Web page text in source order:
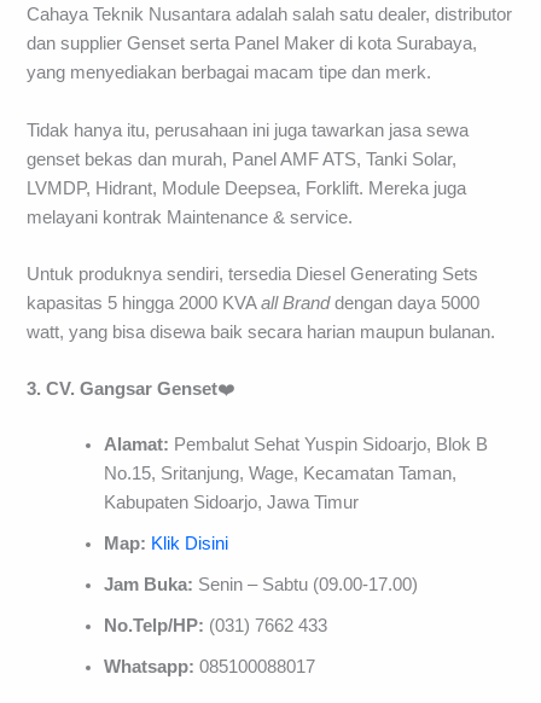
Cahaya Teknik Nusantara adalah salah satu dealer, distributor
dan supplier Genset serta Panel Maker di kota Surabaya,
yang menyediakan berbagai macam tipe dan merk.
Tidak hanya itu, perusahaan ini juga tawarkan jasa sewa
genset bekas dan murah, Panel AMF ATS, Tanki Solar,
LVMDP, Hidrant, Module Deepsea, Forklift. Mereka juga
melayani kontrak Maintenance & service.
Untuk produknya sendiri, tersedia Diesel Generating Sets
kapasitas 5 hingga 2000 KVAall Branddengan daya 5000
watt, yang bisa disewa baik secara harian maupun bulanan.
3. CV. Gangsar Genset❤️
Alamat: Pembalut Sehat Yuspin Sidoarjo, Blok B
No.15, Sritanjung, Wage, Kecamatan Taman,
Kabupaten Sidoarjo, Jawa Timur
Map: Klik Disini
Jam Buka: Senin – Sabtu (09.00-17.00)
No.Telp/HP: (031) 7662 433
Whatsapp: 085100088017